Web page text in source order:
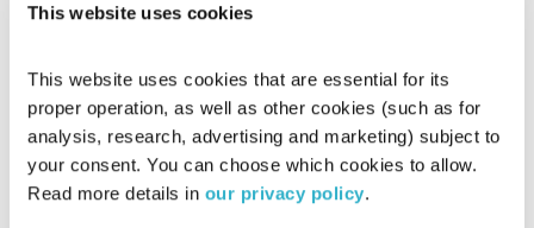
This website uses cookies
This website uses cookies that are essential for its
proper operation, as well as other cookies (such as for
analysis, research, advertising and marketing) subject to
your consent. You can choose which cookies to allow.
Read more details in our privacy policy.
בטהובן – חלק ב'
סולמות בזמן